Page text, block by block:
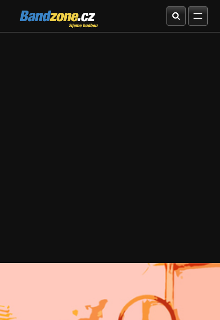
Bandzone.cz
žijeme hudbou